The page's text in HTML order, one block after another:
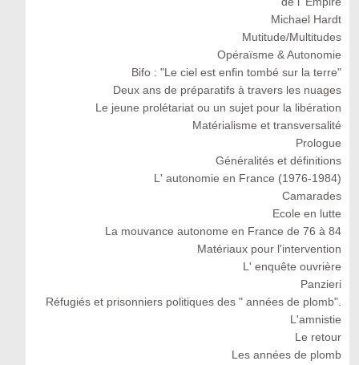
Michael Hardt
Mutitude/Multitudes
Opéraïsme & Autonomie
Bifo : "Le ciel est enfin tombé sur la terre"
Deux ans de préparatifs à travers les nuages
Le jeune prolétariat ou un sujet pour la libération
Matérialisme et transversalité
Prologue
Généralités et définitions
L' autonomie en France (1976-1984)
Camarades
Ecole en lutte
La mouvance autonome en France de 76 à 84
Matériaux pour l'intervention
L' enquête ouvrière
Panzieri
Réfugiés et prisonniers politiques des " années de plomb".
L'amnistie
Le retour
Les années de plomb